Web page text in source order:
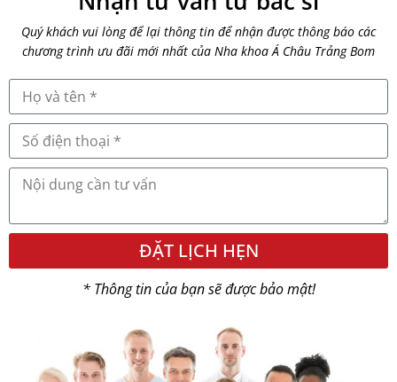
Quý khách vui lòng để lại thông tin để nhận được thông báo các
chương trình ưu đãi mới nhất của Nha khoa Á Châu Trảng Bom
ĐẶT LỊCH HẸN
* Thông tin của bạn sẽ được bảo mật!